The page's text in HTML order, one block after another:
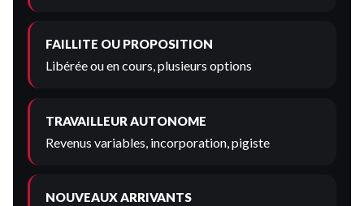
FAILLITE OU PROPOSITION
Libérée ou en cours, plusieurs options
TRAVAILLEUR AUTONOME
Revenus variables, incorporation, pigiste
NOUVEAUX ARRIVANTS